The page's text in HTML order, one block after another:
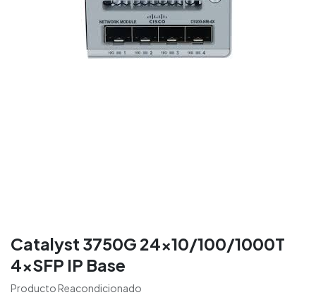
Catalyst 3750G 24x10/100/1000T
4xSFP IP Base
Producto Reacondicionado